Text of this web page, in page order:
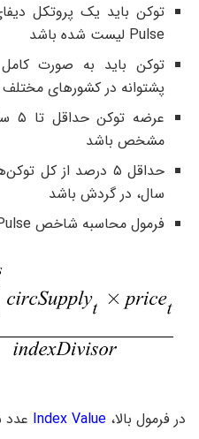
Pulse لیست شده باشد
توکن باید به صورت کامل
پشتوانه در کشورهای مختلف
مشخص باشد
حداقل ۵ درصد از کل
سال، در گردش باشد
فرمول محاسبه شاخص DeFi Pulse به صورت زیر است:
در فرمول بالا، Index Value